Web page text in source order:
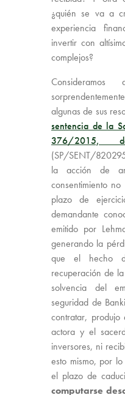
¿quién se va a
experiencia
invertir con
complejos?
algunas de sus
sentencia de la
376/
(SP/SENT/
la acción de
consentimiento
plazo de
demandante
emitido por
generando la
que el hecho
recuperación de
solvencia del
seguridad de
contratar,
actora y el
inversores, ni
esto mismo, por
el plazo de
computarse